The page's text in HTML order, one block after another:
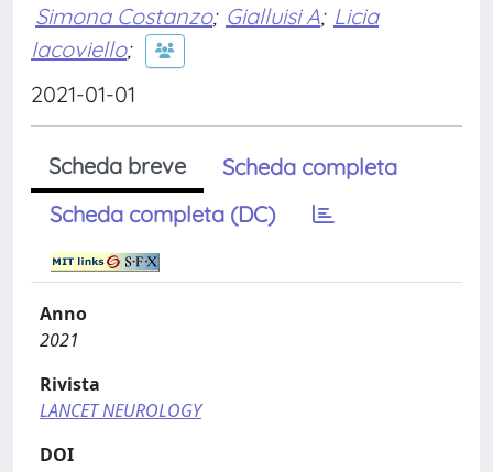
Simona Costanzo; Gialluisi A; Licia
Iacoviello;
2021-01-01
Scheda breve
Scheda completa
Scheda completa (DC)
Anno
2021
Rivista
LANCET NEUROLOGY
DOI